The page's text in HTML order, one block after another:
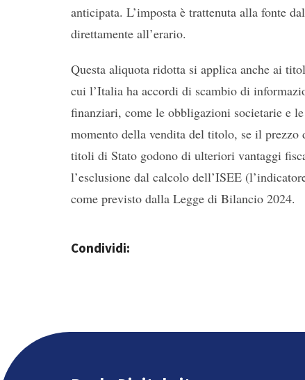
anticipata. L’imposta è trattenuta alla fonte
direttamente all’erario.
Questa aliquota ridotta si applica anche ai
cui l’Italia ha accordi di scambio di
finanziari, come le obbligazioni societarie e
momento della vendita del titolo, se il
titoli di Stato godono di ulteriori vantaggi
l’esclusione dal calcolo dell’ISEE
come previsto dalla Legge di Bilancio 2024.
Condividi: